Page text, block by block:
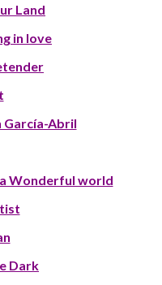
Land
in love
García-Abril
Wonderful world
Dark